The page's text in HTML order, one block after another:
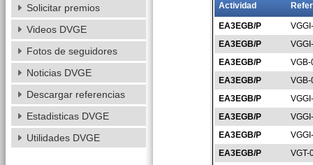
Actividad
EA3EGB/P
EA3EGB/P
EA3EGB/P
EA3EGB/P
EA3EGB/P
EA3EGB/P
EA3EGB/P
EA3EGB/P
VGT-
Solicitar premios
Videos DVGE
Fotos de seguidores
Noticias DVGE
Descargar referencias
Estadisticas DVGE
Utilidades DVGE